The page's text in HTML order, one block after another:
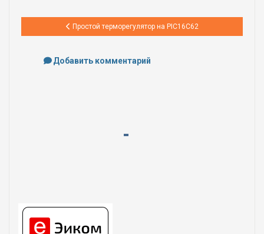
Предыдущий: Простой терморегулятор на PIC16C62
Простой терморегулятор на PIC16C62
Добавить комментарий